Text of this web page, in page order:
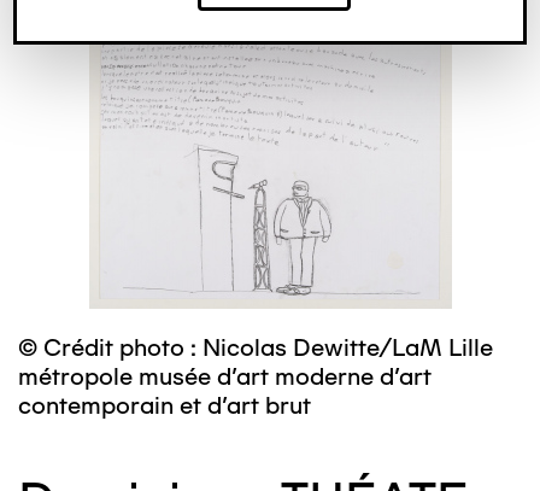
© Crédit photo : Nicolas Dewitte/LaM Lille
métropole musée d’art moderne d’art
contemporain et d’art brut